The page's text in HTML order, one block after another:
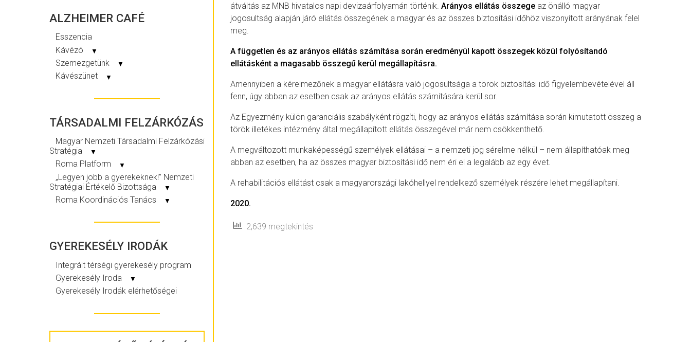
ALZHEIMER CAFÉ
Esszencia
Kávézó
▼
Szemezgetünk ▼
Kávészünet ▼
TÁRSADALMI FELZÁRKÓZÁS
Magyar Nemzeti Társadalmi Felzárkózási
Stratégia
▼
Roma Platform ▼
„Legyen jobb a gyerekeknek!” Nemzeti
Stratégiai Értékelő Bizottsága
▼
Roma Koordinációs Tanács ▼
GYEREKESÉLY IRODÁK
Integrált térségi gyerekesély program
Gyerekesély Iroda
▼
Gyerekesély Irodák elérhetőségei
átváltás az MNB hivatalos napi devizaárfolyamán történik. Arányos ellátás összege az önálló magyar
jogosultság alapján járó ellátás összegének a magyar és az összes biztosítási időhöz viszonyított arányának felel
meg.
A független és az arányos ellátás számítása során eredményül kapott összegek közül folyósítandó
ellátásként a magasabb összegű kerül megállapításra.
Amennyiben a kérelmezőnek a magyar ellátásra való jogosultsága a török biztosítási idő figyelembevételével áll
fenn, úgy abban az esetben csak az arányos ellátás számítására kerül sor.
Az Egyezmény külön garanciális szabályként rögzíti, hogy az arányos ellátás számítása során kimutatott összeg a
török illetékes intézmény által megállapított ellátás összegével már nem csökkenthető.
A megváltozott munkaképességű személyek ellátásai – a nemzeti jog sérelme nélkül – nem állapíthatóak meg
abban az esetben, ha az összes magyar biztosítási idő nem éri el a legalább az egy évet.
A rehabilitációs ellátást csak a magyarországi lakóhellyel rendelkező személyek részére lehet megállapítani.
2020.
2,639 megtekintés